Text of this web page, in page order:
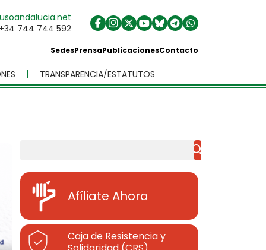
744 744 592
SedesPrensaPublicacionesContacto
TRANSPARENCIA/ESTATUTOS
Afíliate Ahora
Caja de Resistencia y